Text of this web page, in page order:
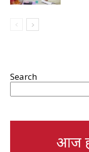
Search
आज